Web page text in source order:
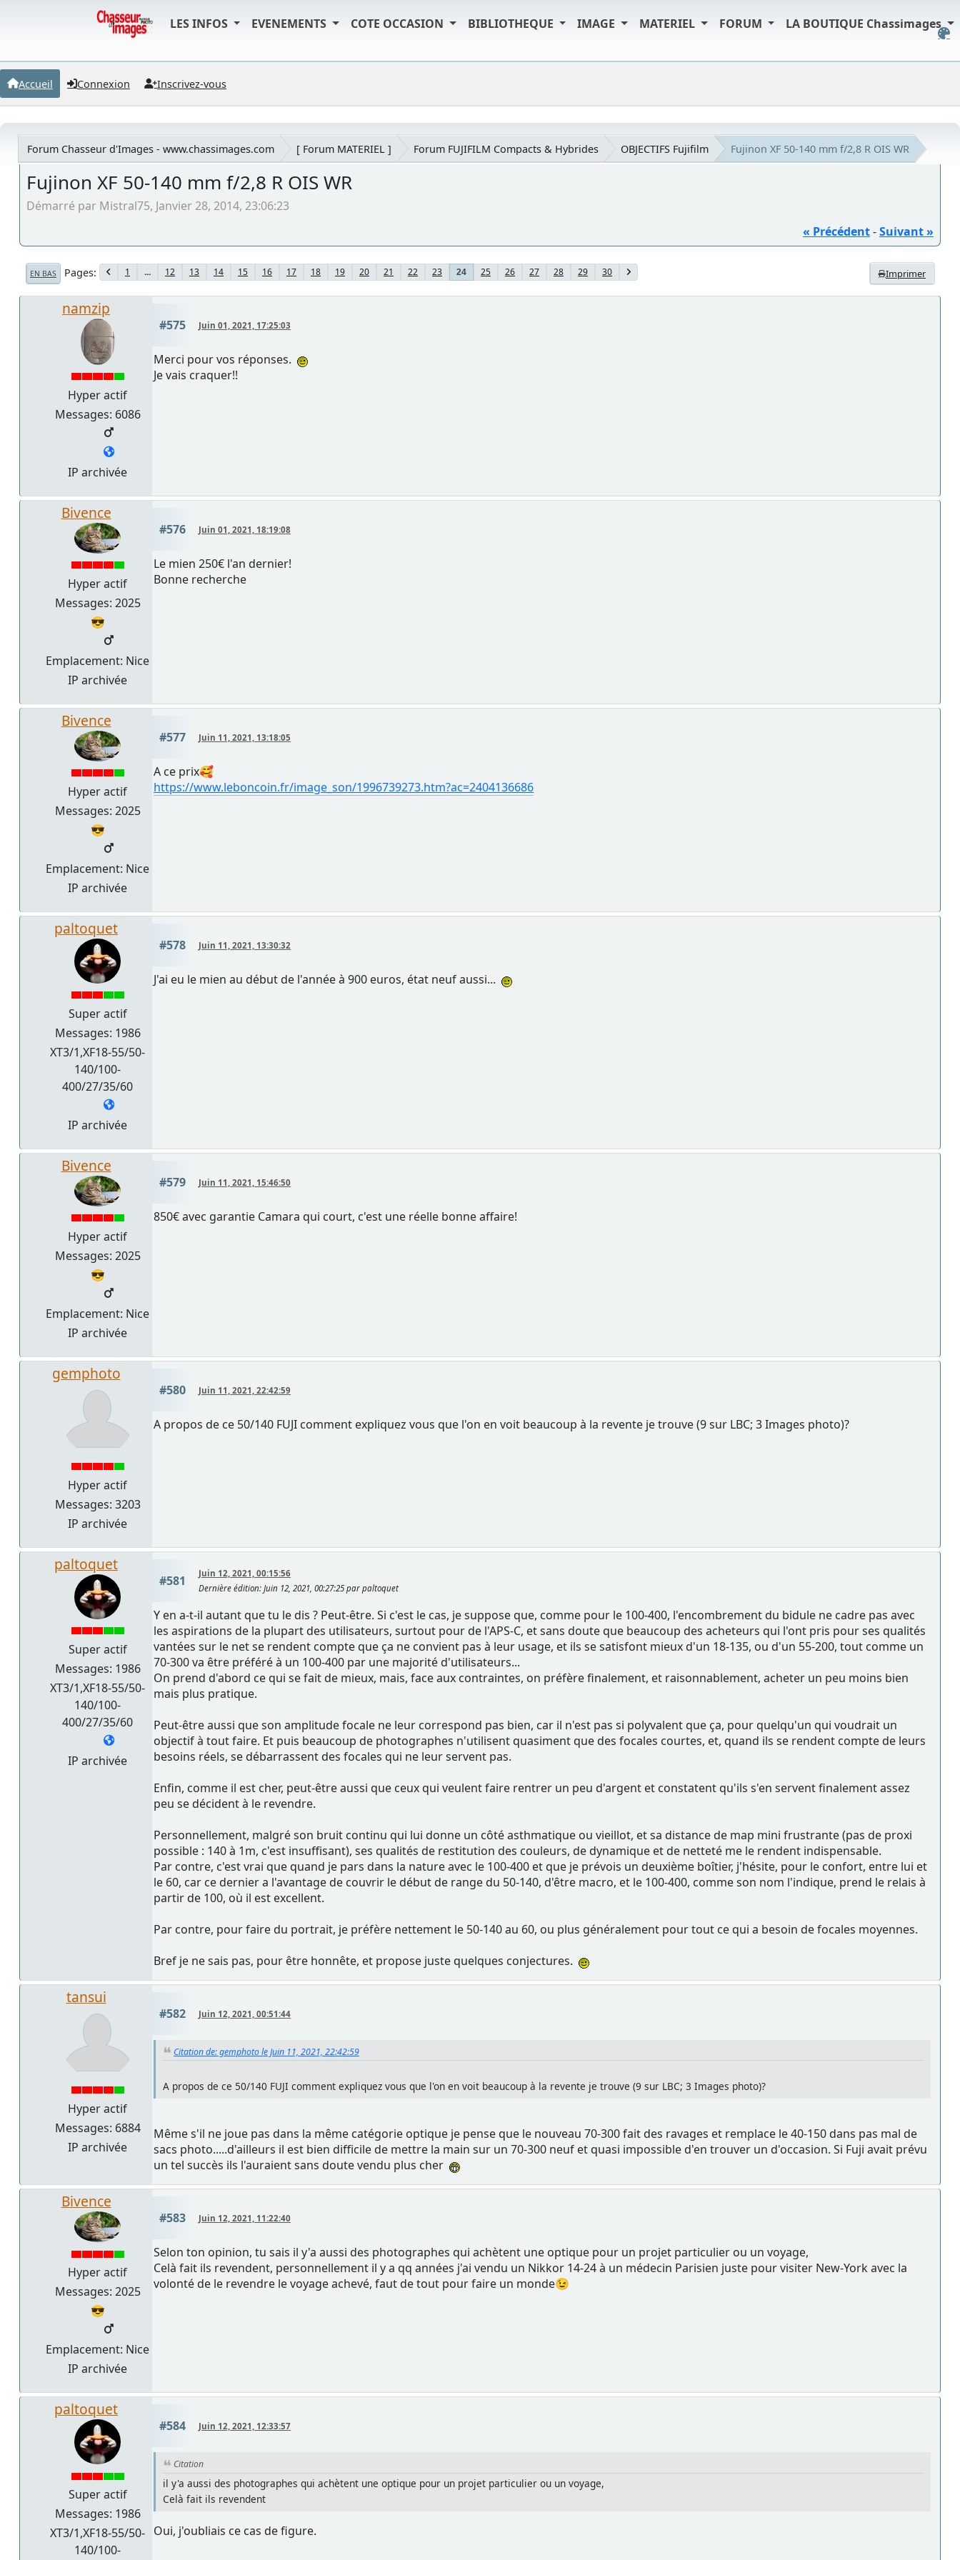
LES INFOS EVENEMENTS COTE OCCASION BIBLIOTHEQUE IMAGE MATERIEL FORUM LA BOUTIQUE Chassimages
Accueil Connexion Inscrivez-vous
Forum Chasseur d'Images - www.chassimages.com [ Forum MATERIEL ] Forum FUJIFILM Compacts & Hybrides OBJECTIFS Fujifilm Fujinon XF 50-140 mm f/2,8 R OIS WR
Fujinon XF 50-140 mm f/2,8 R OIS WR
Démarré par Mistral75, Janvier 28, 2014, 23:06:23
« Précédent-Suivant »
Imprimer
EN BAS Pages 1 ... 12 13 14 15 16 17 18 19 20 21 22 23 24 25 26 27 28 29 30
namzip
Hyper actif
Messages: 6086
IP archivée
#575 Juin 01, 2021, 17:25:03
Merci pour vos réponses.
Je vais craquer!!
Bivence
Hyper actif
Messages: 2025
😎
Emplacement: Nice
IP archivée
#576 Juin 01, 2021, 18:19:08
Le mien 250€ l'an dernier!
Bonne recherche
Bivence
Hyper actif
Messages: 2025
😎
Emplacement: Nice
IP archivée
#577 Juin 11, 2021, 13:18:05
A ce prix🥰
https://www.leboncoin.fr/image_son/1996739273.htm?ac=2404136686
paltoquet
Super actif
Messages: 1986
XT3/1,XF18-55/50-
140/100-
400/27/35/60
IP archivée
#578 Juin 11, 2021, 13:30:32
J'ai eu le mien au début de l'année à 900 euros, état neuf aussi...
Bivence
Hyper actif
Messages: 2025
😎
Emplacement: Nice
IP archivée
#579 Juin 11, 2021, 15:46:50
850€ avec garantie Camara qui court, c'est une réelle bonne affaire!
gemphoto
Hyper actif
Messages: 3203
IP archivée
#580 Juin 11, 2021, 22:42:59
A propos de ce 50/140 FUJI comment expliquez vous que l'on en voit beaucoup à la revente je trouve (9 sur LBC; 3 Images photo)?
paltoquet
Super actif
Messages: 1986
XT3/1,XF18-55/50-
140/100-
400/27/35/60
IP archivée
#581
Juin 12, 2021, 00:15:56
Dernière édition: Juin 12, 2021, 00:27:25 par paltoquet
Y en a-t-il autant que tu le dis ? Peut-être. Si c'est le cas, je suppose que, comme pour le 100-400, l'encombrement du bidule ne cadre pas avec
les aspirations de la plupart des utilisateurs, surtout pour de l'APS-C, et sans doute que beaucoup des acheteurs qui l'ont pris pour ses qualités
vantées sur le net se rendent compte que ça ne convient pas à leur usage, et ils se satisfont mieux d'un 18-135, ou d'un 55-200, tout comme un
70-300 va être préféré à un 100-400 par une majorité d'utilisateurs...
On prend d'abord ce qui se fait de mieux, mais, face aux contraintes, on préfère finalement, et raisonnablement, acheter un peu moins bien
mais plus pratique.
Peut-être aussi que son amplitude focale ne leur correspond pas bien, car il n'est pas si polyvalent que ça, pour quelqu'un qui voudrait un
objectif à tout faire. Et puis beaucoup de photographes n'utilisent quasiment que des focales courtes, et, quand ils se rendent compte de leurs
besoins réels, se débarrassent des focales qui ne leur servent pas.
Enfin, comme il est cher, peut-être aussi que ceux qui veulent faire rentrer un peu d'argent et constatent qu'ils s'en servent finalement assez
peu se décident à le revendre.
Personnellement, malgré son bruit continu qui lui donne un côté asthmatique ou vieillot, et sa distance de map mini frustrante (pas de proxi
possible : 140 à 1m, c'est insuffisant), ses qualités de restitution des couleurs, de dynamique et de netteté me le rendent indispensable.
Par contre, c'est vrai que quand je pars dans la nature avec le 100-400 et que je prévois un deuxième boîtier, j'hésite, pour le confort, entre lui et
le 60, car ce dernier a l'avantage de couvrir le début de range du 50-140, d'être macro, et le 100-400, comme son nom l'indique, prend le relais à
partir de 100, où il est excellent.
Par contre, pour faire du portrait, je préfère nettement le 50-140 au 60, ou plus généralement pour tout ce qui a besoin de focales moyennes.
Bref je ne sais pas, pour être honnête, et propose juste quelques conjectures.
tansui
Hyper actif
Messages: 6884
IP archivée
#582 Juin 12, 2021, 00:51:44
Citation de: gemphoto le Juin 11, 2021, 22:42:59
A propos de ce 50/140 FUJI comment expliquez vous que l'on en voit beaucoup à la revente je trouve (9 sur LBC; 3 Images photo)?
Même s'il ne joue pas dans la même catégorie optique je pense que le nouveau 70-300 fait des ravages et remplace le 40-150 dans pas mal de
sacs photo.....d'ailleurs il est bien difficile de mettre la main sur un 70-300 neuf et quasi impossible d'en trouver un d'occasion. Si Fuji avait prévu
un tel succès ils l'auraient sans doute vendu plus cher
Bivence
Hyper actif
Messages: 2025
😎
Emplacement: Nice
IP archivée
#583 Juin 12, 2021, 11:22:40
Selon ton opinion, tu sais il y'a aussi des photographes qui achètent une optique pour un projet particulier ou un voyage,
Celà fait ils revendent, personnellement il y a qq années j'ai vendu un Nikkor 14-24 à un médecin Parisien juste pour visiter New-York avec la
volonté de le revendre le voyage achevé, faut de tout pour faire un monde😉
paltoquet
Super actif
Messages: 1986
XT3/1,XF18-55/50-
140/100-
#584 Juin 12, 2021, 12:33:57
Citation
il y'a aussi des photographes qui achètent une optique pour un projet particulier ou un voyage,
Celà fait ils revendent
Oui, j'oubliais ce cas de figure.